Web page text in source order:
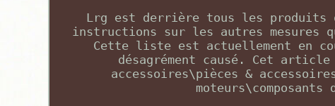
Lrg est derrière tous les produits
instructions sur les autres
Cette liste est actuellement en
désagrément causé. Cet
accessoires\pièces &